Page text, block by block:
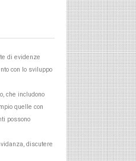
di evidenze
con lo sviluppo
che includono
quelle con
possono
discutere